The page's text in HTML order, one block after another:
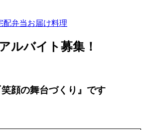
配弁当お届け料理
ルバイト募集！
顔の舞台づくり』です